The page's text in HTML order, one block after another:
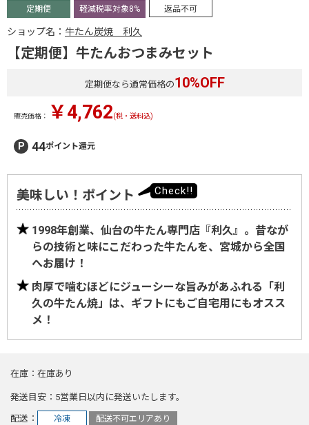
定期便 軽減税率対象8% 返品不可
ショップ名： 牛たん炭焼 利久
【定期便】牛たんおつまみセット
定期便なら通常価格の10%OFF
販売価格： ￥4,762(税・送料込)
44ポイント還元
美味しい！ポイント
1998年創業、仙台の牛たん専門店『利久』。昔なが
らの技術と味にこだわった牛たんを、宮城から全国
へお届け！
肉厚で噛むほどにジューシーな旨みがあふれる「利
久の牛たん焼」は、ギフトにもご自宅用にもオスス
メ！
在庫 在庫あり
発送目安 5営業日以内に発送いたします。
配送 冷凍 配送不可エリアあり